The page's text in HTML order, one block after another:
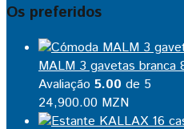
Os preferidos
MALM 3 gavetas branca
Avaliação 5.00 de 5
24,900.00 MZN